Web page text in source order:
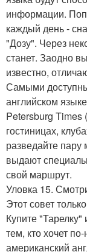
информации.
каждый день -
"Дозу". Через
станет. Заодно
известно,
Самыми
английском
Petersburg Times
гостиницах,
разведайте пару
выдают
свой маршрут.
Уловка 15.
Этот совет
Купите
тем, кто хочет
американский